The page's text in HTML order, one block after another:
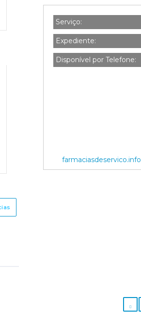
Serviço:
Expediente:
Disponível por Telefone:
farmaciasdeservico.info